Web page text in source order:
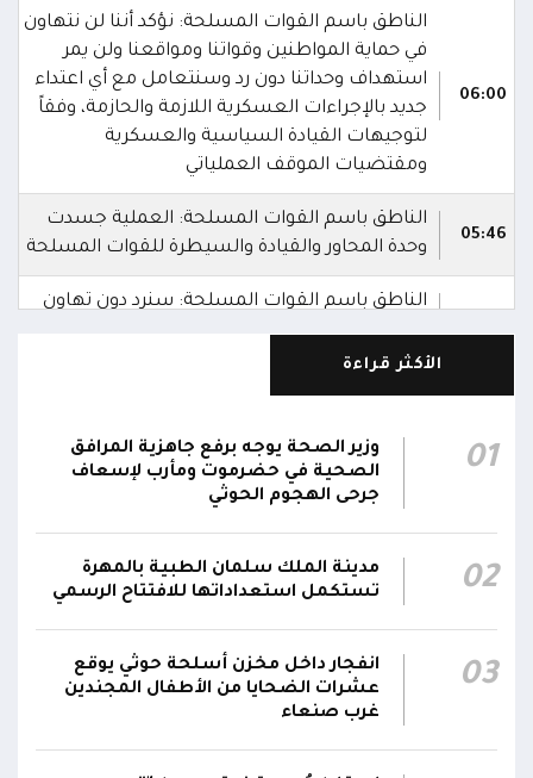
06:00
الناطق باسم القوات المسلحة: نؤكد أننا لن نتهاون
في حماية المواطنين وقواتنا ومواقعنا ولن يمر
استهداف وحداتنا دون رد وسنتعامل مع أي اعتداء
جديد بالإجراءات العسكرية اللازمة والحازمة، وفقاً
لتوجيهات القيادة السياسية والعسكرية
ومقتضيات الموقف العملياتي
05:46
الناطق باسم القوات المسلحة: العملية جسدت
وحدة المحاور والقيادة والسيطرة للقوات المسلحة
الناطق باسم القوات المسلحة: سنرد دون تهاون
حال استمرت اعتداءات الحوثيين الغادرة
05:34
المقاومة الوطنية تصد هجوماً حوثياً في جبهتي
الحيمة بالتحيتا وحيس جنوب الحديدة
دائمة لمتابعة التطورات الميدانية والأمنية واتخاذ ما
يلزم من إجراءات بصورة عاجلة ومستمرة بما
يضمن سرعة الاستجابة للتصعيد الحوثي والتعامل
مع تداعياته على مختلف المستويات
أقر #مجلس_الدفاع_الوطني جملة من القرارات
والتوجيهات الهادفة إلى رفع مستوى الجاهزية
العسكرية والأمنية والدفاع المدني وتعزيز التنسيق
الأكثر قراءة
01
وزير الصحة يوجه برفع جاهزية المرافق
الصحية في حضرموت ومأرب لإسعاف
جرحى الهجوم الحوثي
02
مدينة الملك سلمان الطبية بالمهرة
تستكمل استعداداتها للافتتاح الرسمي
03
انفجار داخل مخزن أسلحة حوثي يوقع
عشرات الضحايا من الأطفال المجندين
غرب صنعاء